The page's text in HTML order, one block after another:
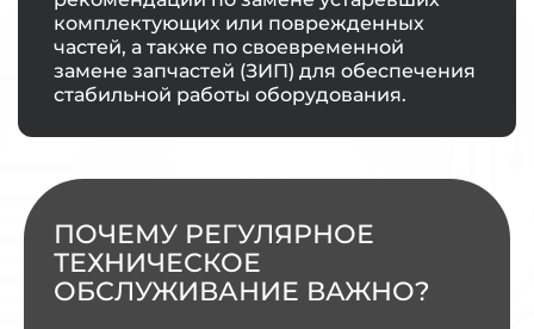
комплектующих или поврежденных
частей, а также по своевременной
замене запчастей (ЗИП) для обеспечения
стабильной работы оборудования.
ПОЧЕМУ РЕГУЛЯРНОЕ
ТЕХНИЧЕСКОЕ
ОБСЛУЖИВАНИЕ ВАЖНО?